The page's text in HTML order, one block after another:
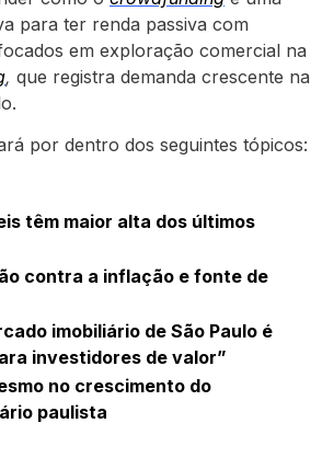
para ter renda passiva com
em exploração comercial na
, que registra demanda crescente na
por dentro dos seguintes tópicos:
têm maior alta dos últimos
contra a inflação e fonte de
imobiliário de São Paulo é
investidores de valor”
no crescimento do
paulista